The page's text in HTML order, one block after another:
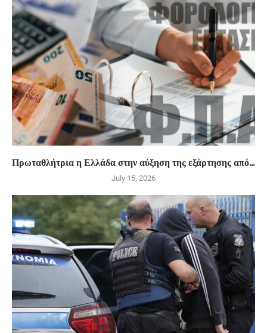
Πρωταθλήτρια η Ελλάδα στην αύξηση της εξάρτησης από...
July 15, 2026